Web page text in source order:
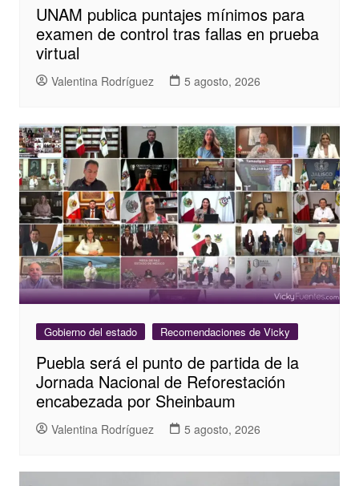
UNAM publica puntajes mínimos para
examen de control tras fallas en prueba
virtual
Valentina Rodríguez 5 agosto, 2026
Gobierno del estado Recomendaciones de Vicky
Puebla será el punto de partida de la
Jornada Nacional de Reforestación
encabezada por Sheinbaum
Valentina Rodríguez 5 agosto, 2026